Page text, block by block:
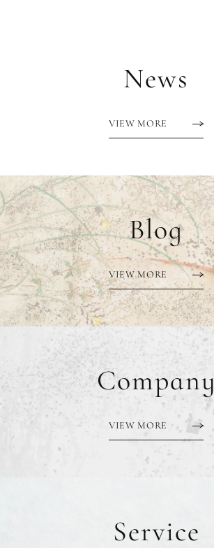
News
VIEW MORE
Blog
VIEW MORE
Company
VIEW MORE
Service